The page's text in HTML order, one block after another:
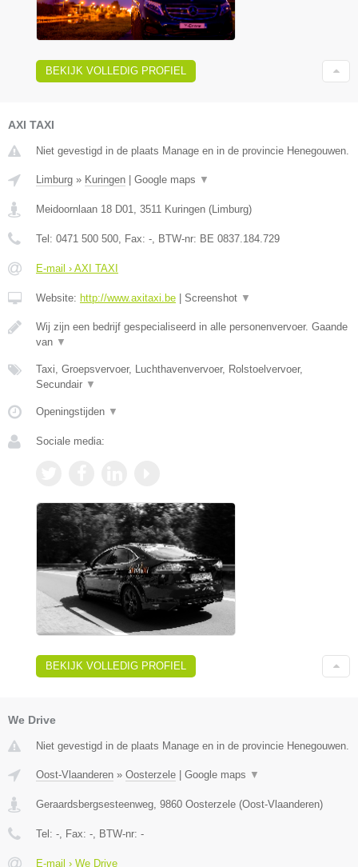
BEKIJK VOLLEDIG PROFIEL
AXI TAXI
Niet gevestigd in de plaats Manage en in de provincie Henegouwen.
Limburg » Kuringen Google maps ▼
Meidoornlaan 18 D01, 3511 Kuringen (Limburg)
Tel: 0471 500 500, Fax: -, BTW-nr: BE 0837.184.729
E-mail › AXI TAXI
Website: http://www.axitaxi.be Screenshot ▼
Wij zijn een bedrijf gespecialiseerd in alle personenvervoer. Gaande
van ▼
Taxi, Groepsvervoer, Luchthavenvervoer, Rolstoelvervoer,
Secundair ▼
Openingstijden ▼
Sociale media:
BEKIJK VOLLEDIG PROFIEL
We Drive
Niet gevestigd in de plaats Manage en in de provincie Henegouwen.
Oost-Vlaanderen » Oosterzele Google maps ▼
Geraardsbergsesteenweg 9860 Oosterzele (Oost-Vlaanderen)
Tel: - , Fax: - , BTW-nr: -
E-mail › We Drive